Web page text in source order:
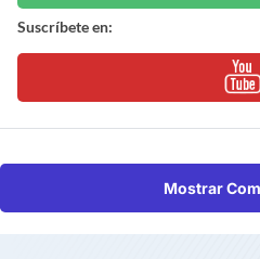
Suscríbete en:
Mostrar